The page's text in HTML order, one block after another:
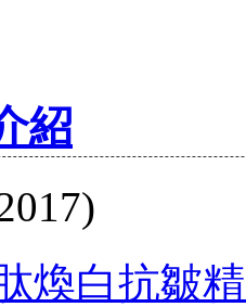
紹
煥白抗皺